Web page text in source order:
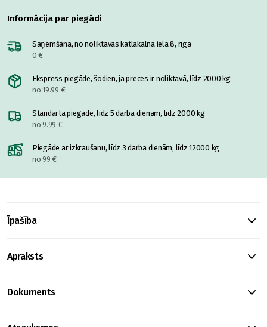
Informācija par piegādi
Saņemšana, no noliktavas katlakalnā ielā 8, rīgā
0 €
Ekspress piegāde, šodien, ja preces ir noliktavā, līdz 2000 kg
no 19.99 €
Standarta piegāde, līdz 5 darba dienām, līdz 2000 kg
no 9.99 €
Piegāde ar izkraušanu, līdz 3 darba dienām, līdz 12000 kg
no 99 €
Īpašība
Apraksts
Dokuments